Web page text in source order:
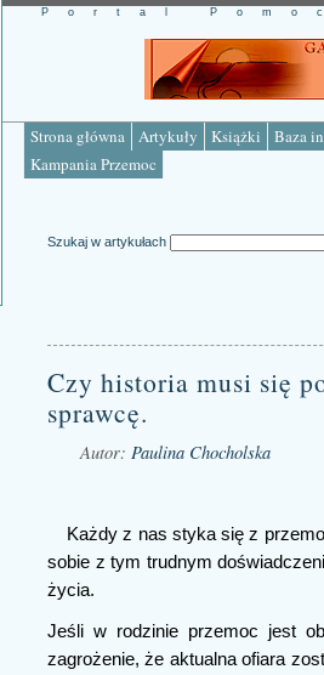
Strona główna Artykuły Książki
Baza
Kampania Przemoc
Portal
Szukaj w artykułach
Czy historia musi się
sprawcę.
Autor: Paulina Chocholska
Każdy z nas styka się z
sobie z tym trudnym
życia.
Jeśli w rodzinie przemoc jest
zagrożenie, że aktualna ofiara